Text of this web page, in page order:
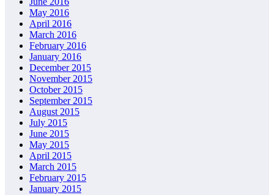
May 2016
April 2016
March 2016
February 2016
January 2016
December 2015
November 2015
October 2015
September 2015
August 2015
July 2015
June 2015
May 2015
April 2015
March 2015
February 2015
January 2015